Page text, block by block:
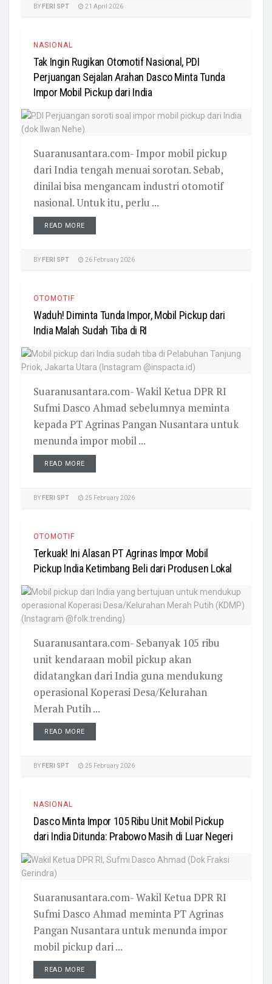
BY FERI SPT 21 April 2026
NASIONAL
Tak Ingin Rugikan Otomotif Nasional, PDI
Perjuangan Sejalan Arahan Dasco Minta Tunda
Impor Mobil Pickup dari India
Suaranusantara.com- Impor mobil pickup
dari India tengah menuai sorotan. Sebab,
dinilai bisa mengancam industri otomotif
nasional. Untuk itu, perlu ...
READ MORE
BY FERI SPT 26 February 2026
OTOMOTIF
Waduh! Diminta Tunda Impor, Mobil Pickup dari
India Malah Sudah Tiba di RI
Suaranusantara.com- Wakil Ketua DPR RI
Sufmi Dasco Ahmad sebelumnya meminta
kepada PT Agrinas Pangan Nusantara untuk
menunda impor mobil ...
READ MORE
BY FERI SPT 25 February 2026
OTOMOTIF
Terkuak! Ini Alasan PT Agrinas Impor Mobil
Pickup India Ketimbang Beli dari Produsen Lokal
Suaranusantara.com- Sebanyak 105 ribu
unit kendaraan mobil pickup akan
didatangkan dari India guna mendukung
operasional Koperasi Desa/Kelurahan
Merah Putih ...
READ MORE
BY FERI SPT 25 February 2026
NASIONAL
Dasco Minta Impor 105 Ribu Unit Mobil Pickup
dari India Ditunda: Prabowo Masih di Luar Negeri
Suaranusantara.com- Wakil Ketua DPR RI
Sufmi Dasco Ahmad meminta PT Agrinas
Pangan Nusantara untuk menunda impor
mobil pickup dari ...
READ MORE